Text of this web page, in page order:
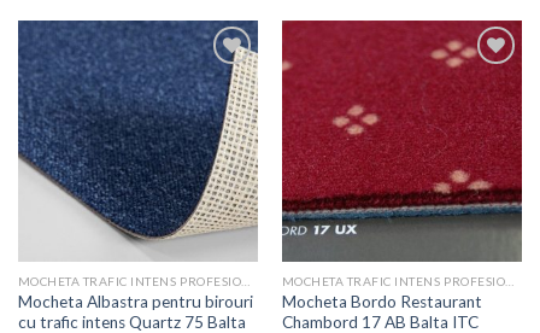
Adaugă
în
Wishlist
Mocheta Albastra pentru birouri
cu trafic intens Quartz 75 Balta
Adaugă
în
Wishlist
Mocheta Bordo Restaurant
Chambord 17 AB Balta ITC